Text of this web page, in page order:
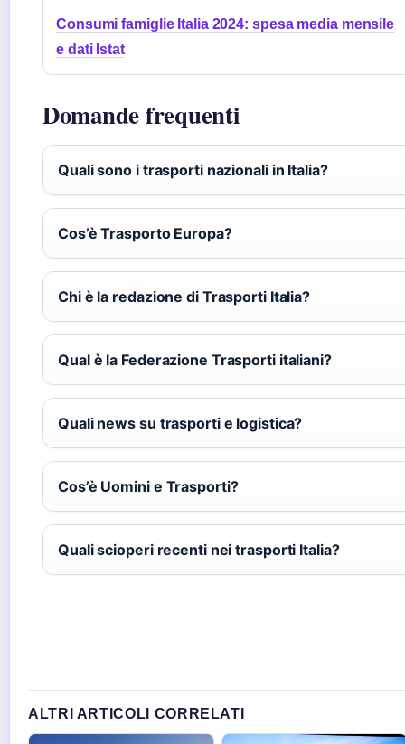
Consumi famiglie Italia 2024: spesa media mensile
e dati Istat
Domande frequenti
Quali sono i trasporti nazionali in Italia?
Cos’è Trasporto Europa?
Chi è la redazione di Trasporti Italia?
Qual è la Federazione Trasporti italiani?
Quali news su trasporti e logistica?
Cos’è Uomini e Trasporti?
Quali scioperi recenti nei trasporti Italia?
ALTRI ARTICOLI CORRELATI